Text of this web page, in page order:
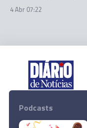
4 Abr 07:22
Podcasts